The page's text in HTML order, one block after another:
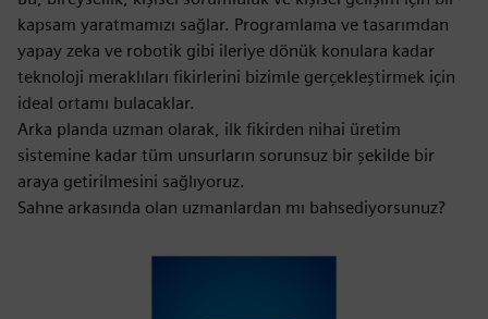
kapsam yaratmamızı sağlar. Programlama ve tasarımdan
yapay zeka ve robotik gibi ileriye dönük konulara kadar
teknoloji meraklıları fikirlerini bizimle gerçekleştirmek için
ideal ortamı bulacaklar.
Arka planda uzman olarak, ilk fikirden nihai üretim
sistemine kadar tüm unsurların sorunsuz bir şekilde bir
araya getirilmesini sağlıyoruz.
Sahne arkasında olan uzmanlardan mı bahsediyorsunuz?